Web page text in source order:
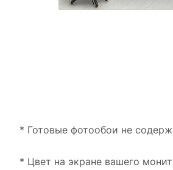
* Готовые фотообои не
* Цвет на экране вашего